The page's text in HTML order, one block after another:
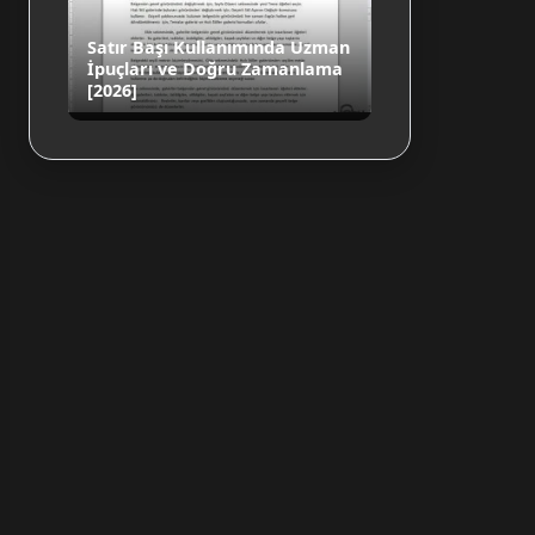
Satır Başı Kullanımında Uzman
İpuçları ve Doğru Zamanlama
[2026]